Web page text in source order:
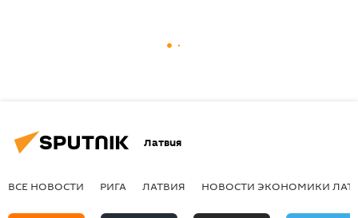
Латвия
ВСЕ НОВОСТИ РИГА ЛАТВИЯ НОВОСТИ ЭКОНОМИКИ